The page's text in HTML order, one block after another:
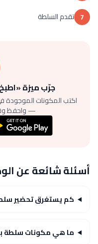
7 تقدم السلطة
جرّب ميزة
اكتب المكونات الموجودة
— واحفظ
أسئلة شائعة عن
كم يستغرق تحضير
ما هي مكونات سلطة